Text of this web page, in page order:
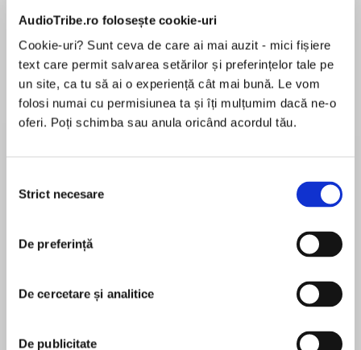
AudioTribe.ro folosește cookie-uri
Cookie-uri? Sunt ceva de care ai mai auzit - mici fișiere
text care permit salvarea setărilor și preferințelor tale pe
un site, ca tu să ai o experiență cât mai bună. Le vom
folosi numai cu permisiunea ta și îți mulțumim dacă ne-o
oferi. Poți schimba sau anula oricând acordul tău.
consimțământului
Strict necesare
De preferință
De cercetare și analitice
De publicitate
de...
Dani Francis
la...
Lauren Weisberger
Desprecarte
celebre ale omenirii. Alexandru Mitru rescrie
povești în care personaje legendare își
în care prietenia învinge ura, iar onoarea e mai
presus de orice.
neratat. Alexandru Mitru repovestește unele
legende ale lumii, valorificând, în cazul creațiilor
MAI MULT
În acest moment nu există recenzii
Alexandru Mitru
Alexandru Mitru (1914–1989) a scris literatură